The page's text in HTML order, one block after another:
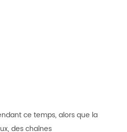
ce temps, alors que la
des chaînes